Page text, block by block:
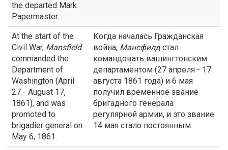
the departed Mark
Papermaster.
At the start of the
Civil War, Mansfield
commanded the
Department of
Washington (April
27 - August 17,
1861), and was
promoted to
brigadier general on
May 6, 1861.
Когда началась Гражданская
война, Мансфилд стал
командовать вашингтонским
департаментом (27 апреля - 17
августа 1861 года) и 6 мая
получил временное звание
бригадного генерала
регулярной армии, и это звание
14 мая стало постоянным.